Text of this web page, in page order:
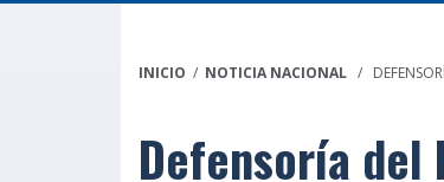
INICIO / NOTICIA NACIONAL /
Defensoría